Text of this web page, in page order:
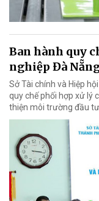
Ban hành quy
nghiệp Đà
Sở Tài chính và Hiệp
quy chế phối hợp xử lý
thiện môi trường đầu